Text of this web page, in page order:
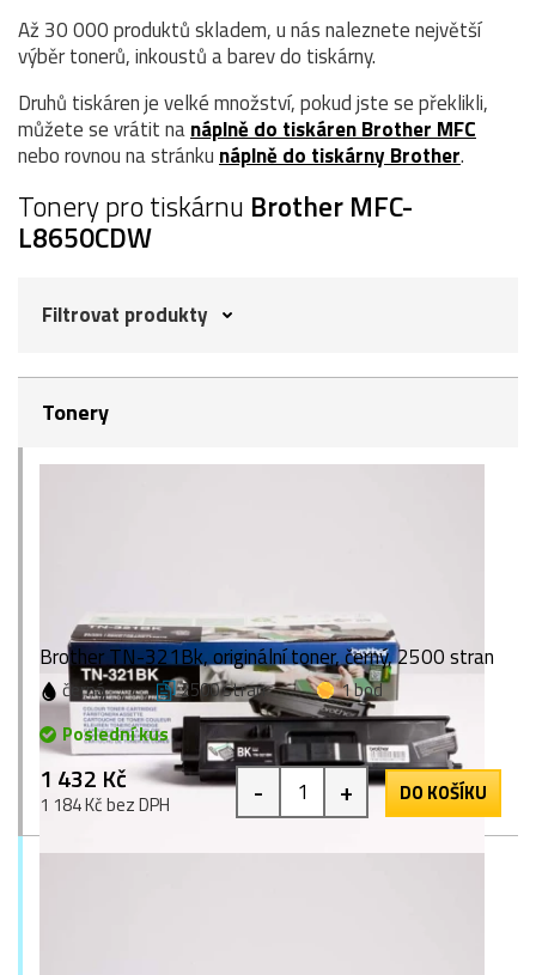
Až 30 000 produktů skladem, u nás naleznete největší
výběr tonerů, inkoustů a barev do tiskárny.
Druhů tiskáren je velké množství, pokud jste se překlikli,
můžete se vrátit nanáplně do tiskáren Brother MFC
nebo rovnou na stránku náplně do tiskárny Brother.
Tonery pro tiskárnu Brother MFC-
L8650CDW
Filtrovat produkty
Tonery
Brother TN-321Bk, originální toner, černý, 2500 stran
černá 2500 stran
1 bod
Poslední kus
1 432 Kč
1 184 Kč bez DPH - + DO KOŠÍKU